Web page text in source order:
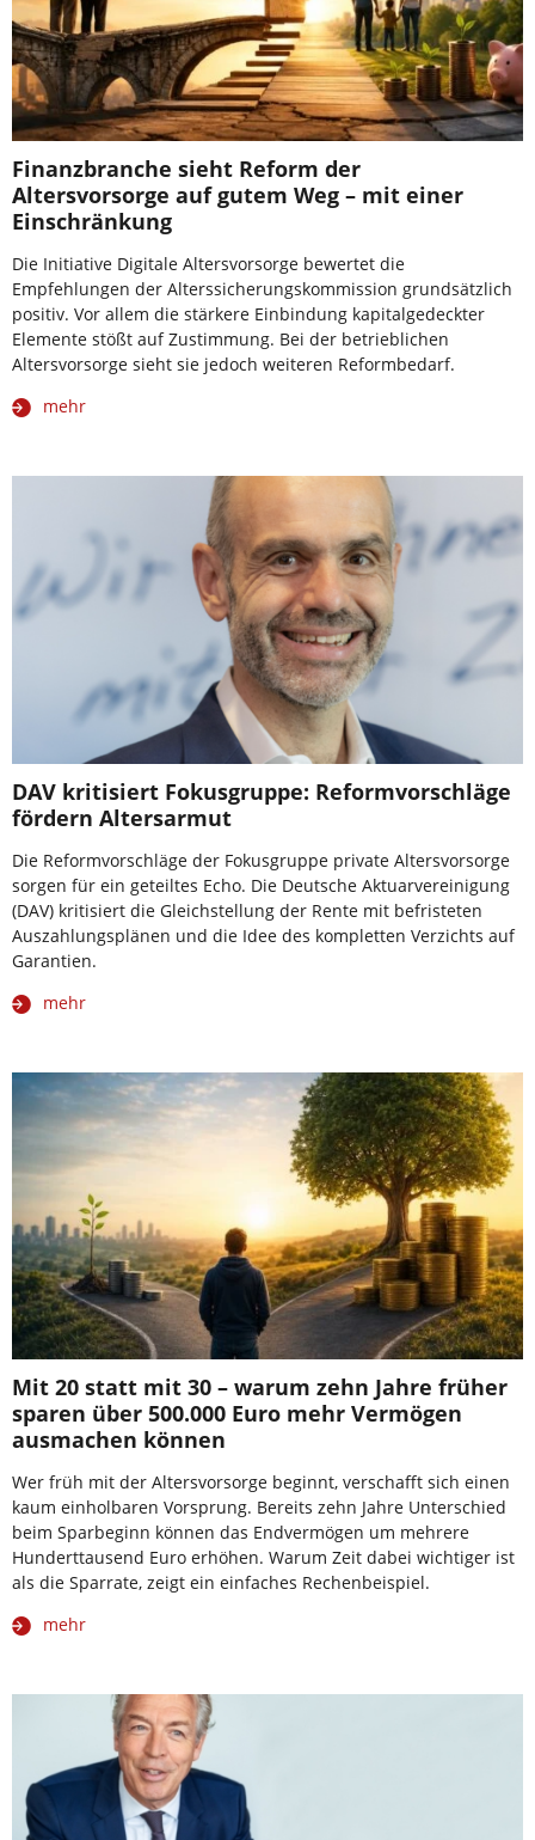
Finanzbranche sieht Reform der
Altersvorsorge auf gutem Weg – mit einer
Einschränkung
Die Initiative Digitale Altersvorsorge bewertet die
Empfehlungen der Alterssicherungskommission grundsätzlich
positiv. Vor allem die stärkere Einbindung kapitalgedeckter
Elemente stößt auf Zustimmung. Bei der betrieblichen
Altersvorsorge sieht sie jedoch weiteren Reformbedarf.
mehr
DAV kritisiert Fokusgruppe: Reformvorschläge
fördern Altersarmut ­ ­ ­ ­
Die Reformvorschläge der Fokusgruppe private Altersvorsorge
sorgen für ein geteiltes Echo. Die Deutsche Aktuarvereinigung
(DAV) kritisiert die Gleichstellung der Rente mit befristeten
Auszahlungsplänen und die Idee des kompletten Verzichts auf
Garantien.
mehr
Mit 20 statt mit 30 – warum zehn Jahre früher
sparen über 500.000 Euro mehr Vermögen
ausmachen können
Wer früh mit der Altersvorsorge beginnt, verschafft sich einen
kaum einholbaren Vorsprung. Bereits zehn Jahre Unterschied
beim Sparbeginn können das Endvermögen um mehrere
Hunderttausend Euro erhöhen. Warum Zeit dabei wichtiger ist
als die Sparrate, zeigt ein einfaches Rechenbeispiel.
mehr